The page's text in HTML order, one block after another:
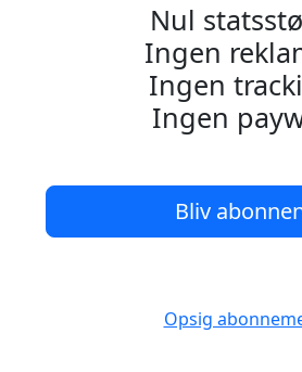
Nul
Ingen
Ingen
Ingen
Bliv
Opsig